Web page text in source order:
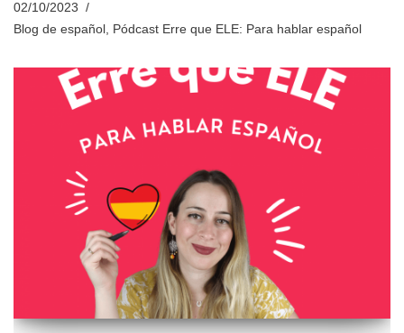
02/10/2023
Blog de español , Pódcast Erre que ELE: Para hablar español